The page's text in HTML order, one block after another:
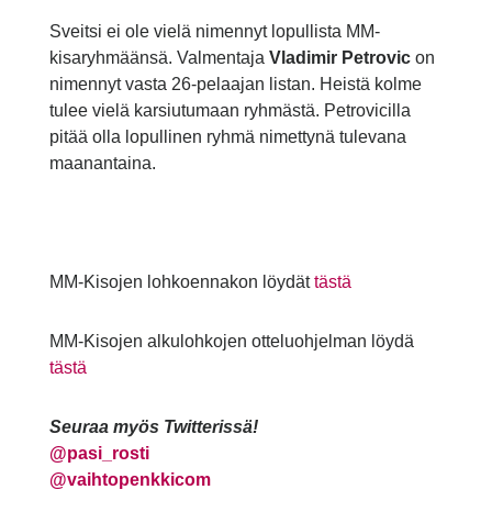
Sveitsi ei ole vielä nimennyt lopullista MM-
kisaryhmäänsä. Valmentaja Vladimir Petrovicon
nimennyt vasta 26-pelaajan listan. Heistä kolme
tulee vielä karsiutumaan ryhmästä. Petrovicilla
pitää olla lopullinen ryhmä nimettynä tulevana
maanantaina.
MM-Kisojen lohkoennakon löydättästä
MM-Kisojen alkulohkojen otteluohjelman löydä
tästä
Seuraa myös Twitterissä!
@pasi_rosti
@vaihtopenkkicom